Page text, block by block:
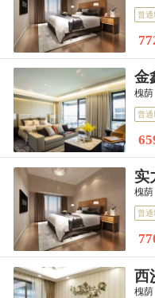
紫薇阁,济南紫
普通
金
槐荫
普通
实
槐荫
普通
西
槐荫